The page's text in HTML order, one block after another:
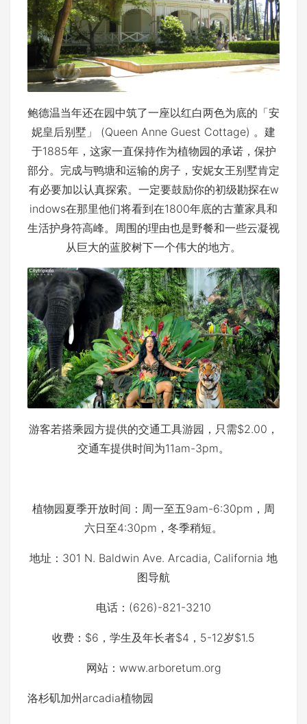
鲍德温当年还在园中筑了一座以红白两色为底的「安
妮皇后别墅」 (Queen Anne Guest Cottage) 。建
于1885年，这家一直保持作为植物园的承诺，保护
部分。完成与鸭塘和运输的房子，安妮女王别墅肯定
有必要加以认真探索。一定要鼓励你的初级勘探在w
indows在那里他们将看到在1800年底的古董家具和
生活护身符高峰。周围的理由也是野餐和一些云凝视
从巨大的蓝胶树下一个伟大的地方。
游客若搭乘园方提供的交通工具游园，只需$2.00，
交通车提供时间为11am-3pm。
植物园夏季开放时间：周一至五9am-6:30pm，周
六日至4:30pm，冬季稍短。
地址：301 N. Baldwin Ave. Arcadia, California 地
图导航
电话：(626)-821-3210
收费：$6，学生及年长者$4，5-12岁$1.5
网站：www.arboretum.org
洛杉矶加州 arcadia植物园